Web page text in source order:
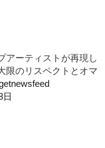
アーティストが再現し
のリスペクトとオマ
日